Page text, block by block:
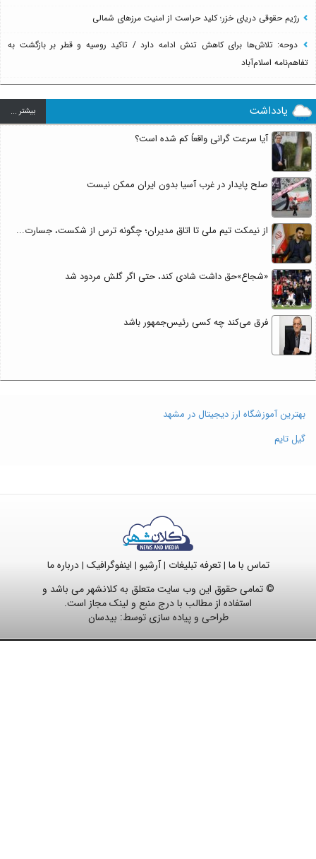
رژیم حقوقی دریای خزر؛ کلید حراست از امنیت مرزهای شمالی
دوحه: تلاش‌ها برای کاهش تنش ادامه دارد / تاکید روسیه و قطر بر بازگشت به
تفاهم‌نامه اسلام‌آباد
یادداشت بيشتر ...
آیا سرعت گرانی واقعاً کم شده است؟
صلح پایدار در غرب آسیا بدون ایران ممکن نیست
از نیمکت تیم ملی تا اتاق مدیران؛ چگونه ترس از شکست، جسارت...
«شجاع»حق داشت شادی کند، حتی اگر گلش مردود شد
فرق می‌کند چه کسی رئیس‌جمهور باشد
بهترین آموزشگاه ارز دیجیتال در مشهد
گیل تایم
تماس با ما |تعرفه تبلیغات |آرشیو | اینفوگرافیک |درباره ما
© تمامی حقوق این وب سایت متعلق به کلانشهر می باشد و
استفاده از مطالب با درج منبع و لینک مجاز است.
طراحی و پیاده سازی توسط: بیدسان